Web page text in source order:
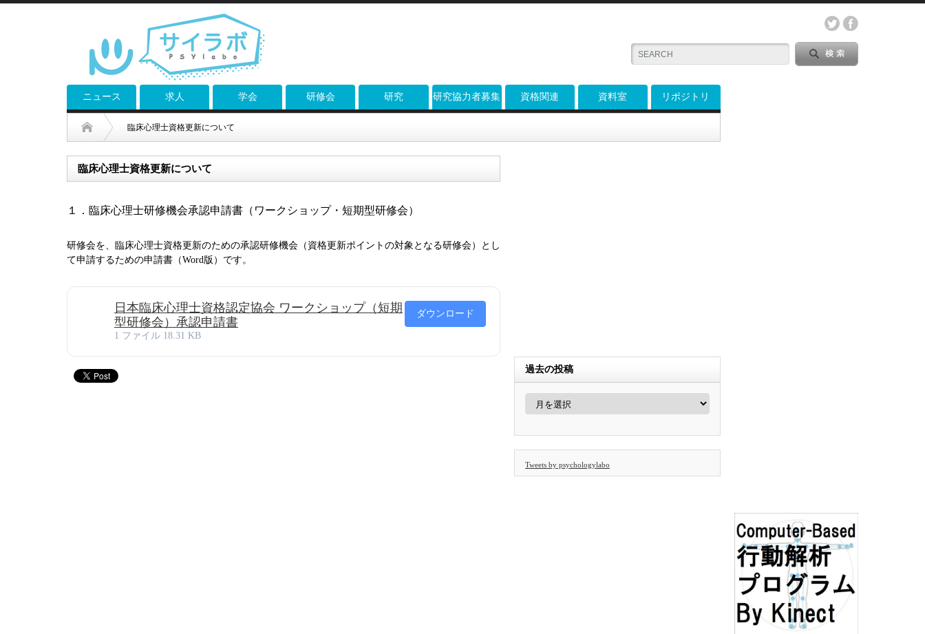
ニュース 求人 学会 研修会 研究 研究協力者募集 資格関連 資料室 リポジトリ
臨床心理士資格更新について
臨床心理士資格更新について
１．臨床心理士研修機会承認申請書（ワークショップ・短期型研修会）
研修会を、 臨床心理士資格更新のための承認研修機会（資格更新ポイントの対象となる研修会）とし
て申請するための申請書（Word版）です。
日本臨床心理士資格認定協会 ワークショップ（短期
型研修会）承認申請書
1 ファイル 18.31 KB
ダウンロード
過去の投稿
過
稿
Tweets by psychologylabo